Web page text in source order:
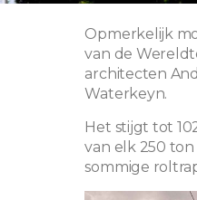
Opmerkelijk
van de
architecten
Waterkeyn.
Het stijgt tot
van elk 250
sommige